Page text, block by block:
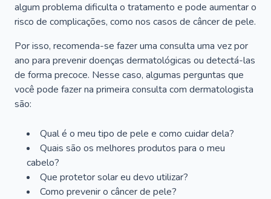
algum problema dificulta o tratamento e pode aumentar o
risco de complicações, como nos casos de câncer de pele.
Por isso, recomenda-se fazer uma consulta uma vez por
ano para prevenir doenças dermatológicas ou detectá-las
de forma precoce. Nesse caso, algumas perguntas que
você pode fazer na primeira consulta com dermatologista
são:
Qual é o meu tipo de pele e como cuidar dela?
Quais são os melhores produtos para o meu
cabelo?
Que protetor solar eu devo utilizar?
Como prevenir o câncer de pele?